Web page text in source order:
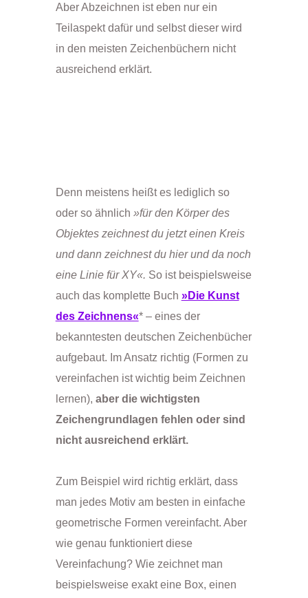
Aber Abzeichnen ist eben nur ein
Teilaspekt dafür und selbst dieser wird
in den meisten Zeichenbüchern nicht
ausreichend erklärt.
Denn meistens heißt es lediglich so
oder so ähnlich »für den Körper des
Objektes zeichnest du jetzt einen Kreis
und dann zeichnest du hier und da noch
eine Linie für XY«. So ist beispielsweise
auch das komplette Buch »Die Kunst
des Zeichnens«* – eines der
bekanntesten deutschen Zeichenbücher
aufgebaut. Im Ansatz richtig (Formen zu
vereinfachen ist wichtig beim Zeichnen
lernen), aber die wichtigsten
Zeichengrundlagen fehlen oder sind
nicht ausreichend erklärt.
Zum Beispiel wird richtig erklärt, dass
man jedes Motiv am besten in einfache
geometrische Formen vereinfacht. Aber
wie genau funktioniert diese
Vereinfachung? Wie zeichnet man
beispielsweise exakt eine Box, einen